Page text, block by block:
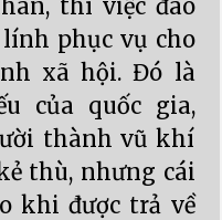
thì việc đào
phục vụ cho
xã hội. Đó là
của quốc gia,
thành vũ khí
thù, nhưng cái
khi được trả về